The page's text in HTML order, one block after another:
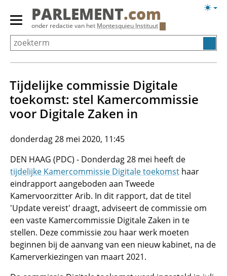
Overslaan
Primair
menu
tonen/verbergen
PARLEMENT.com
onder redactie van het Montesquieu Instituut
Tijdelijke commissie Digitale
toekomst: stel Kamercommissie
voor Digitale Zaken in
donderdag 28 mei 2020, 11:45
DEN HAAG (PDC) - Donderdag 28 mei heeft de
tijdelijke Kamercommissie Digitale toekomst haar
eindrapport aangeboden aan Tweede
Kamervoorzitter Arib. In dit rapport, dat de titel
'Update vereist' draagt, adviseert de commissie om
een vaste Kamercommissie Digitale Zaken in te
stellen. Deze commissie zou haar werk moeten
beginnen bij de aanvang van een nieuw kabinet, na de
Kamerverkiezingen van maart 2021.